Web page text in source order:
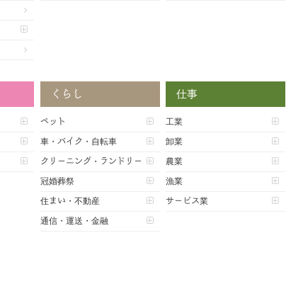
くらし
ペット
車・バイク・自転車
クリーニング・ランドリー
冠婚葬祭
住まい・不動産
通信・運送・金融
仕事
工業
卸業
農業
漁業
サービス業